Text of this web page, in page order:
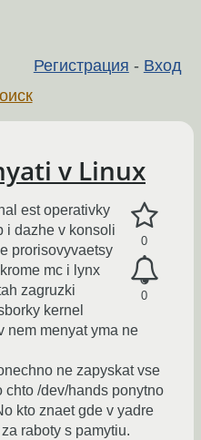
Регистрация - Вход
v Linux
0
0
est operativky
i dazhe v konsoli
prorisovyvaetsy
mc i lynx
zagruzki
kernel
nem menyat yma ne
ne zapyskat vse
chto /dev/hands ponytno
kto znaet gde v yadre
raboty s pamytiu.